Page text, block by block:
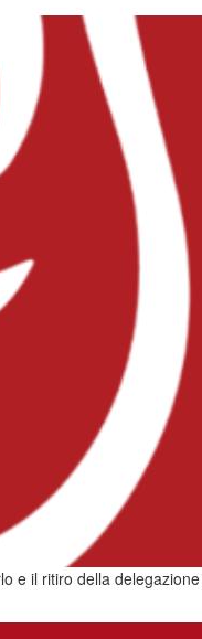
e il ritiro della